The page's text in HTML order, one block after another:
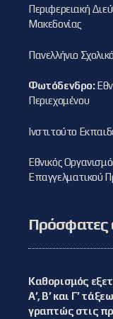
Περιφερειακή
Μακεδονίας
Πανελλήνιο
Φωτόδενδρο:
Περιεχομένου
Ινστιτούτο
Εθνικός
Επαγγελματικού
Πρόσφατες
Καθορισμός
Α’, Β’ και Γ’
γραπτώς στις